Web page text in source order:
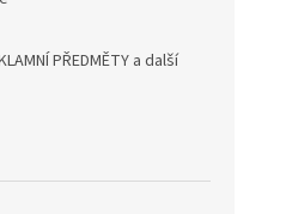
PŘEDMĚTY a další